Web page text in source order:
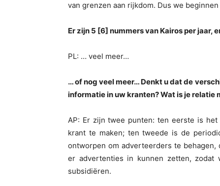
van grenzen aan rijkdom. Dus we
Er zijn 5 [6] nummers van Kairos per jaar,
PL: … veel meer…
… of nog veel meer… Denkt u dat de
informatie in uw kranten? Wat is je relatie
AP: Er zijn twee punten: ten eerste is
krant te maken; ten tweede is de
ontworpen om adverteerders te
er advertenties in kunnen zetten,
subsidiëren.